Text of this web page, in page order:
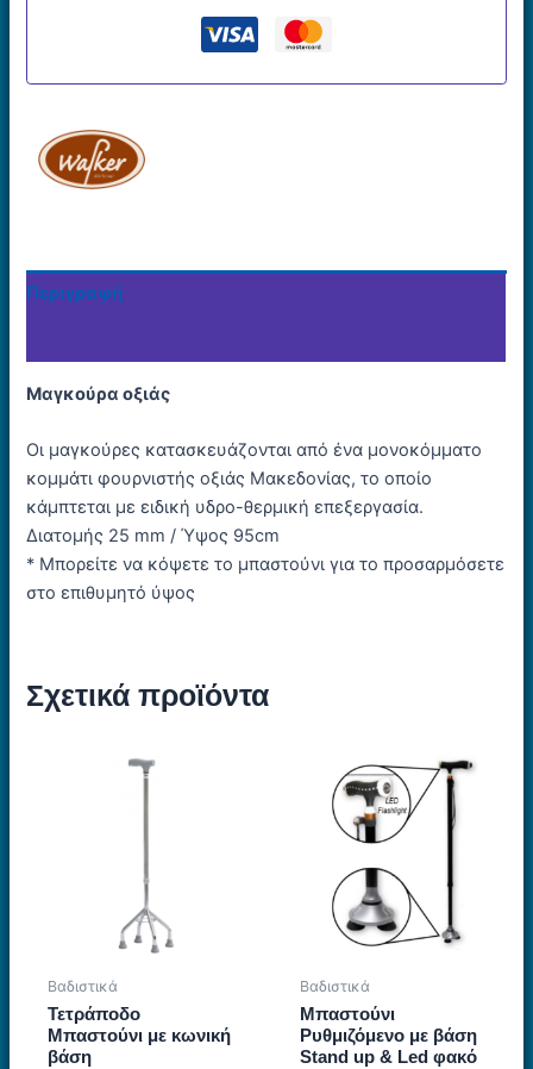
Περιγραφή
Μαγκούρα οξιάς
Οι μαγκούρες κατασκευάζονται από ένα μονοκόμματο
κομμάτι φουρνιστής οξιάς Μακεδονίας, το οποίο
κάμπτεται με ειδική υδρο-θερμική επεξεργασία.
Διατομής 25 mm / Ύψος 95cm
* Μπορείτε να κόψετε το μπαστούνι για το προσαρμόσετε
στο επιθυμητό ύψος
Σχετικά προϊόντα
Βαδιστικά
Τετράποδο
Μπαστούνι με κωνική
βάση
Βαδιστικά
Mπαστούνι
Ρυθμιζόμενο με βάση
Stand up & Led φακό